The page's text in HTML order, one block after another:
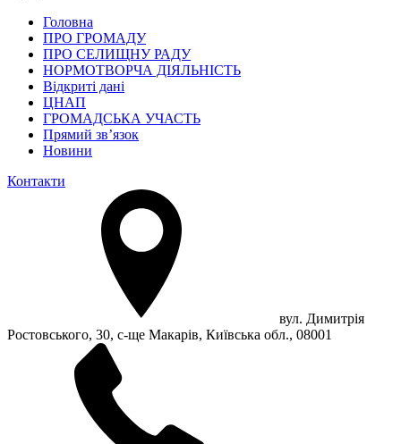
Головна
ПРО ГРОМАДУ
ПРО СЕЛИЩНУ РАДУ
НОРМОТВОРЧА ДІЯЛЬНІСТЬ
Відкриті дані
ЦНАП
ГРОМАДСЬКА УЧАСТЬ
Прямий зв’язок
Новини
Контакти
вул. Димитрія
Ростовського, 30, с-ще Макарів, Київська обл., 08001